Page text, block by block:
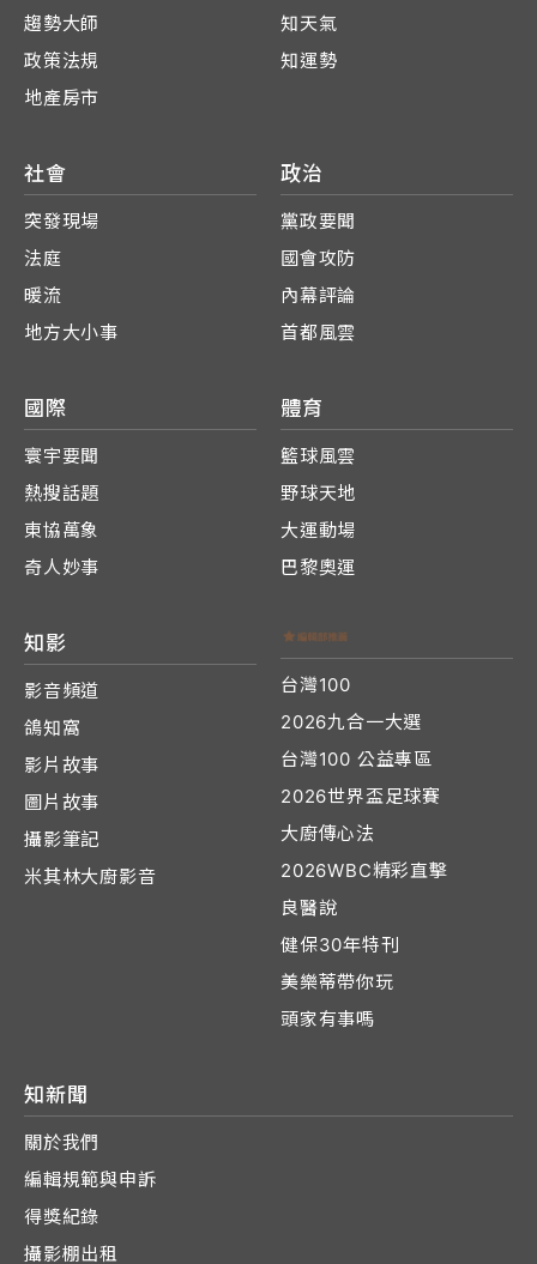
趨勢大師
政策法規
地產房市
知天氣
知運勢
社會
突發現場
法庭
暖流
地方大小事
政治
黨政要聞
國會攻防
內幕評論
首都風雲
國際
寰宇要聞
熱搜話題
東協萬象
奇人妙事
體育
籃球風雲
野球天地
大運動場
巴黎奧運
知影
影音頻道
鴿知窩
影片故事
圖片故事
攝影筆記
米其林大廚影音
台灣100
2026九合一大選
台灣100 公益專區
2026世界盃足球賽
大廚傳心法
2026WBC精彩直擊
良醫說
健保30年特刊
美樂蒂帶你玩
頭家有事嗎
知新聞
關於我們
編輯規範與申訴
得獎紀錄
攝影棚出租